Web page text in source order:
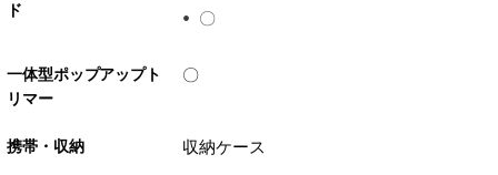
ド
〇
一体型ポップアップト
リマー
〇
携帯・収納 収納ケース